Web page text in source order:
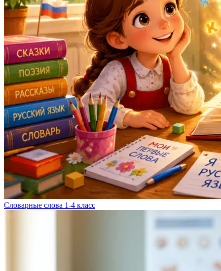
Словарные слова 1-4 класс